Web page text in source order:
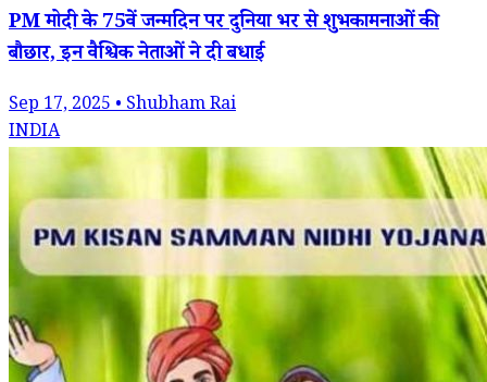
PM मोदी के 75वें जन्मदिन पर दुनिया भर से शुभकामनाओं की
बौछार, इन वैश्विक नेताओं ने दी बधाई
Sep 17, 2025 • Shubham Rai
INDIA